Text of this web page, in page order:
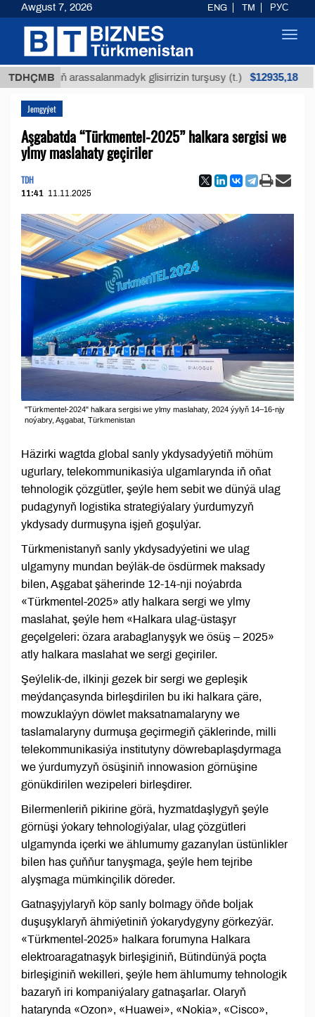
TDHÇMBarassalanmadyk glisirrizin turşusy (t.) $12935,18 Az
Jemgyýet
Aşgabatda “Türkmentel-2025” halkara sergisi we
ylmy maslahaty geçiriler
TDH
11:41 11.11.2025
"Türkmentel-2024" halkara sergisi we ylmy maslahaty, 2024 ýylyň 14–16-njy
noýabry, Aşgabat, Türkmenistan
Häzirki wagtda global sanly ykdysadyýetiň möhüm
ugurlary, telekommunikasiýa ulgamlarynda iň oňat
tehnologik çözgütler, şeýle hem sebit we dünýä ulag
pudagynyň logistika strategiýalary ýurdumyzyň
ykdysady durmuşyna işjeň goşulýar.
Türkmenistanyň sanly ykdysadyýetini we ulag
ulgamyny mundan beýläk-de ösdürmek maksady
bilen, Aşgabat şäherinde 12-14-nji noýabrda
«Türkmentel-2025» atly halkara sergi we ylmy
maslahat, şeýle hem «Halkara ulag-üstaşyr
geçelgeleri: özara arabaglanyşyk we ösüş – 2025»
atly halkara maslahat we sergi geçiriler.
Şeýlelik-de, ilkinji gezek bir sergi we gepleşik
meýdançasynda birleşdirilen bu iki halkara çäre,
mowzuklaýyn döwlet maksatnamalaryny we
taslamalaryny durmuşa geçirmegiň çäklerinde, milli
telekommunikasiýa institutyny döwrebaplaşdyrmaga
we ýurdumyzyň ösüşiniň innowasion görnüşine
gönükdirilen wezipeleri birleşdirer.
Bilermenleriň pikirine görä, hyzmatdaşlygyň şeýle
görnüşi ýokary tehnologiýalar, ulag çözgütleri
ulgamynda içerki we ählumumy gazanylan üstünlikler
bilen has çuňňur tanyşmaga, şeýle hem tejribe
alyşmaga mümkinçilik döreder.
Gatnaşyjylaryň köp sanly bolmagy öňde boljak
duşuşyklaryň ähmiýetiniň ýokarydygyny görkezýär.
«Türkmentel-2025» halkara forumyna Halkara
elektroaragatnaşyk birleşiginiň, Bütindünýä poçta
birleşiginiň wekilleri, şeýle hem ählumumy tehnologik
bazaryň iri kompaniýalary gatnaşarlar. Olaryň
hatarynda «Ozon», «Huawei», «Nokia», «Cisco»,
Awgust 7, 2026 ENG TM РУС